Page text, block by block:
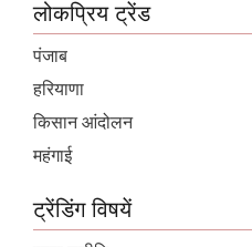
लोकप्रिय ट्रेंड
पंजाब
हरियाणा
किसान आंदोलन
महंगाई
ट्रेंडिंग विषयें